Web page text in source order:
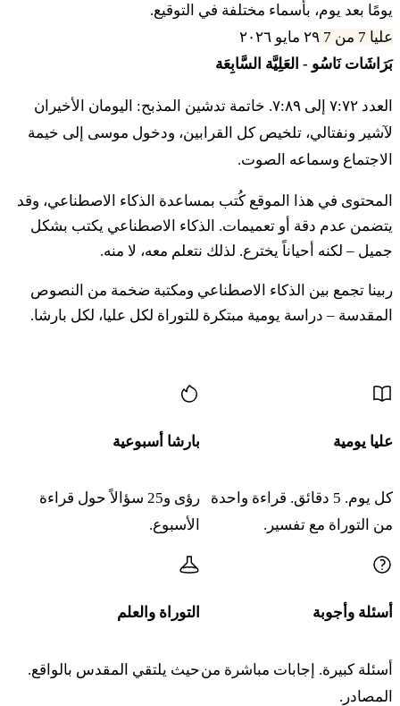
١٣ فْشاخَب إيش أوتاه شِخْبَت زِرَع فْنِعْلَم ميعينيه إيشاه
فْنِسْتّْرا فْهي نِطْمآ فْعيد إين باه فْهي لو نِتْبّاسا
יג
וְשָׁכַב אִישׁ אֹתָהּ שִׁכְבַת זֶרַע וְנֶעְלַם מֵעֵינֵי
אִישָׁהּ וְנִסְתְּרָה וְהִיא נִטְמָאָה וְעֵד אֵין בָּהּ וְהִוא
١٤ فْعابَر عالاف رُوحَ قِنْآ فْقِنِّه إِت إِشْتّو فْهي نِطْمآ أو عابَر
عالاف رُوحَ قِنْآ فْقِنِّه إِت إِشْتّو فْهي لو نِطْمآ
וְעָבַר עָלָיו רוּחַ קִנְאָה וְקִנֵּא אֶת אִשְׁתּוֹ וְהִוא
عالِها عَسيريت هاإيفا قِمَح سْعوريم لو يِتسوق عالاف شِمِن
مَزْكِّرِت عاوون
וְהֵבִיא הָאִישׁ אֶת אִשְׁתּוֹ אֶל הַכֹּהֵן וְהֵבִיא אֶת
קָרְבָּנָהּ עָלֶיהָ עֲשִׂירִת הָאֵיפָה קֶמַח שְׂעֹרִים לֹא
הוּא מִנְחַת זִכָּרוֹן מַזְכֶּרֶת עָוֹן׃
يومًا بعد يوم، بأسماء مختلفة في التوقيع.
عليا 7 من 7
٢٩ مايو ٢٠٢٦
بَرَاشَات نَاسُو - العَلِيَّة السَّابِعَة
العدد ٧:٧٢ إلى ٧:٨٩. خاتمة تدشين المذبح: اليومان الأخيران
لآشير ونفتالي، تلخيص كل القرابين، ودخول موسى إلى خيمة
الاجتماع وسماعه الصوت.
المحتوى في هذا الموقع كُتب بمساعدة الذكاء الاصطناعي، وقد
يتضمن عدم دقة أو تعميمات. الذكاء الاصطناعي يكتب بشكل
جميل – لكنه أحياناً يخترع. لذلك نتعلم معه، لا منه.
ربينا تجمع بين الذكاء الاصطناعي ومكتبة ضخمة من النصوص
المقدسة – دراسة يومية مبتكرة للتوراة لكل عليا، لكل بارشا.
عليا يومية
كل يوم. 5 دقائق. قراءة واحدة
من التوراة مع تفسير.
بارشا أسبوعية
رؤى و25 سؤالاً حول قراءة
الأسبوع.
أسئلة وأجوبة
أسئلة كبيرة. إجابات مباشرة من
المصادر.
التوراة والعلم
حيث يلتقي المقدس بالواقع.